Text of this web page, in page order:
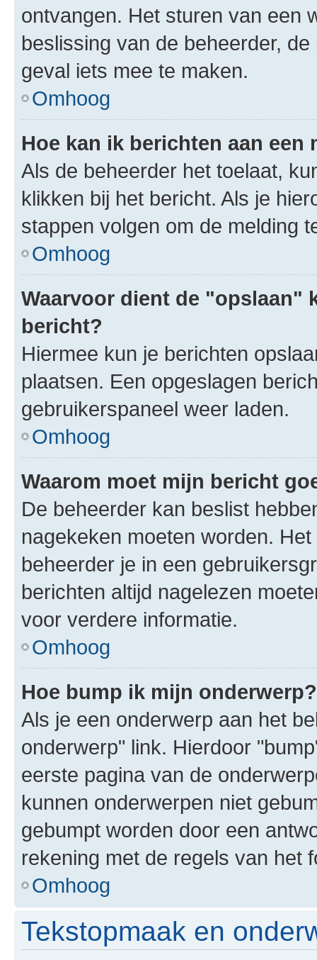
ontvangen. Het sturen van een
beslissing van de beheerder,
geval iets mee te maken.
Omhoog
Hoe kan ik berichten aan een
Als de beheerder het toelaat,
klikken bij het bericht. Als je
stappen volgen om de melding
Omhoog
Waarvoor dient de "opslaan"
bericht?
Hiermee kun je berichten
plaatsen. Een opgeslagen
gebruikerspaneel weer laden.
Omhoog
Waarom moet mijn bericht
De beheerder kan beslist
nagekeken moeten worden.
beheerder je in een
berichten altijd nagelezen
voor verdere informatie.
Omhoog
Hoe bump ik mijn onderwerp?
Als je een onderwerp aan het
onderwerp" link. Hierdoor
eerste pagina van de
kunnen onderwerpen niet
gebumpt worden door een
rekening met de regels van het
Omhoog
Tekstopmaak en